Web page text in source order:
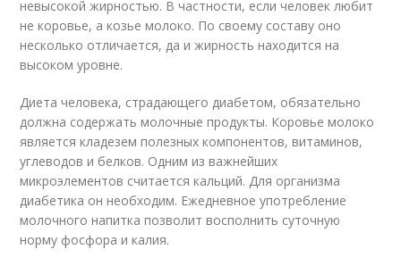
невысокой жирностью. В частности, если человек любит
не коровье, а козье молоко. По своему составу оно
несколько отличается, да и жирность находится на
высоком уровне.
Диета человека, страдающего диабетом, обязательно
должна содержать молочные продукты. Коровье молоко
является кладезем полезных компонентов, витаминов,
углеводов и белков. Одним из важнейших
микроэлементов считается кальций. Для организма
диабетика он необходим. Ежедневное употребление
молочного напитка позволит восполнить суточную
норму фосфора и калия.